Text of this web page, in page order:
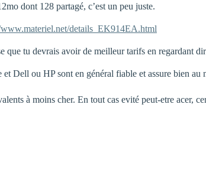
dont 128 partagé, c’est un peu juste.
details_EK914EA.html
tu devrais avoir de meilleur tarifs en regardant
Dell ou HP sont en général fiable et assure bien
à moins cher. En tout cas evité peut-etre acer,